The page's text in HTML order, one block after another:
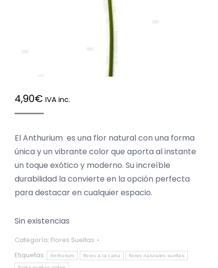
4,90€ IVA inc.
El Anthurium es una flor natural con una forma
única y un vibrante color que aporta al instante
un toque exótico y moderno. Su increíble
durabilidad la convierte en la opción perfecta
para destacar en cualquier espacio.
Sin existencias
Categoría: Flores Sueltas
Etiquetas:
Anthurium flores a la carta flores naturales sueltas